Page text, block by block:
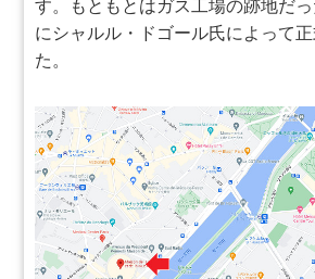
す。もともとはガス工場の跡地だ
にシャルル・ドゴール氏によって
た。